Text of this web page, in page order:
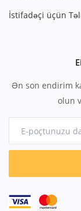
İstifadəçi üçün
Ən son endirim
olun